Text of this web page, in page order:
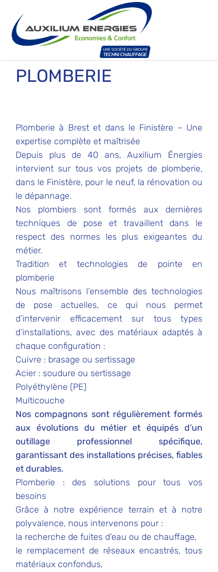
PLOMBERIE
Plomberie à Brest et dans le Finistère – Une
expertise complète et maîtrisée
Depuis plus de 40 ans, Auxilium Énergies
intervient sur tous vos projets de plomberie,
dans le Finistère, pour le neuf, la rénovation ou
le dépannage.
Nos plombiers sont formés aux dernières
techniques de pose et travaillent dans le
respect des normes les plus exigeantes du
métier.
Tradition et technologies de pointe en
plomberie
Nous maîtrisons l’ensemble des technologies
de pose actuelles, ce qui nous permet
d’intervenir efficacement sur tous types
d’installations, avec des matériaux adaptés à
chaque configuration :
Cuivre : brasage ou sertissage
Acier : soudure ou sertissage
Polyéthylène (PE)
Multicouche
Nos compagnons sont régulièrement formés
aux évolutions du métier et équipés d’un
outillage professionnel spécifique,
garantissant des installations précises, fiables
et durables.
Plomberie : des solutions pour tous vos
besoins
Grâce à notre expérience terrain et à notre
polyvalence, nous intervenons pour :
la recherche de fuites d’eau ou de chauffage,
le remplacement de réseaux encastrés, tous
matériaux confondus,